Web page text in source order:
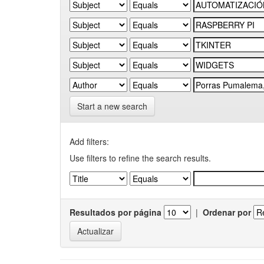
Start a new search
Add filters:
Use filters to refine the search results.
Resultados por página | Ordenar por